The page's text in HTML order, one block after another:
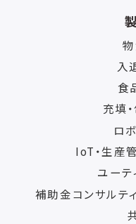
入
食
充填
ロ
IoT・生産
ユーテ
補助金コンサルテ